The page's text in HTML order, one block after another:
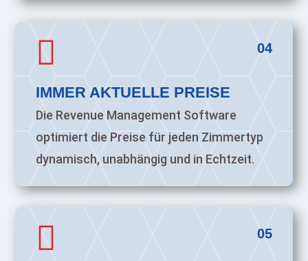
04

IMMER AKTUELLE PREISE
Die Revenue Management Software
optimiert die Preise für jeden Zimmertyp
dynamisch, unabhängig und in Echtzeit.
05
